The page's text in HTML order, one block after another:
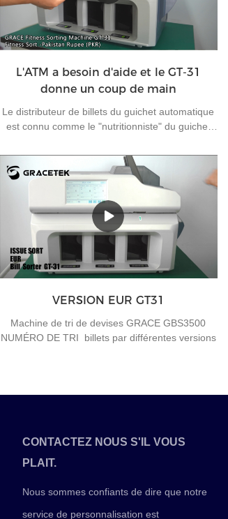
L'ATM a besoin d'aide et le GT-31
donne un coup de main
Le distributeur de billets du guichet automatique
est connu comme le "nutritionniste" du guichet
extérieur rare dans la banque. Il effectue
principalement le chargement et le
déchargement quotidiens des espèces et la
gestion simple des pannes des guichets
automatiques hors ligne. Comme les guichets
automatiques hors ligne sont situés dans de
nombreuses banlieues et largement dispersés, la
moitié du temps de travail est sur la route. Dans
le même temps, chaque distributeur de billets
nourriture, réduit le nombre de stationnements
fois l'empreinte digitale du distributeur de billets
déverrouillée et la machine ouverte, la caisse doit
VERSION EUR GT31
Machine de tri de devises GRACE GBS3500
NUMÉRO DE TRI billets par différentes versions
CONTACTEZ NOUS S'IL VOUS
PLAIT.
Nous sommes confiants de dire que notre
service de personnalisation est